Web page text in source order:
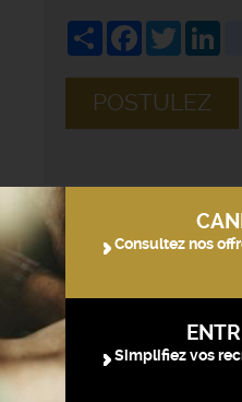
ShareFacebook
Twitter
POSTULEZ
Consultez nos
Simplifiez vos